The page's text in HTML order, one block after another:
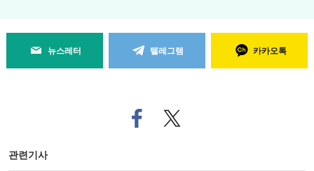
뉴스레터 텔레그램 카카오톡
페
이
트위
터로
관련기사